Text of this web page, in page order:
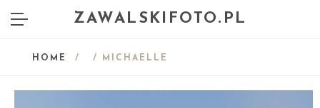
ZAWALSKIFOTO.PL
HOME / / MICHAELLE